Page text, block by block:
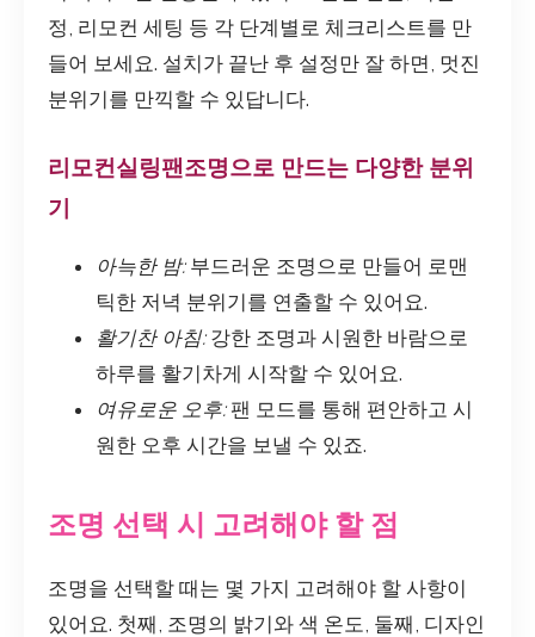
정, 리모컨 세팅 등 각 단계별로 체크리스트를 만
들어 보세요. 설치가 끝난 후 설정만 잘 하면, 멋진
분위기를 만끽할 수 있답니다.
리모컨실링팬조명으로 만드는 다양한 분위
기
아늑한 밤:부드러운 조명으로 만들어 로맨
틱한 저녁 분위기를 연출할 수 있어요.
활기찬 아침:강한 조명과 시원한 바람으로
하루를 활기차게 시작할 수 있어요.
여유로운 오후:팬 모드를 통해 편안하고 시
원한 오후 시간을 보낼 수 있죠.
조명 선택 시 고려해야 할 점
조명을 선택할 때는 몇 가지 고려해야 할 사항이
있어요. 첫째, 조명의 밝기와 색 온도, 둘째, 디자인